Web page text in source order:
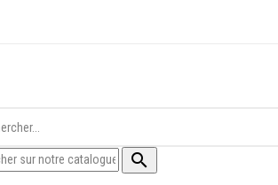
